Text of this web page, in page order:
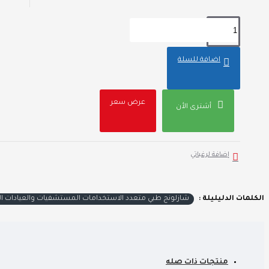
اضافة للسلة
أشترى الأن
عرض سعر
إضافة لرغباتي
الكلمات الدليليلة : شازلونج طبي متعدد الاستخدامات المستشفيات والعيادات
منتجات ذات صله